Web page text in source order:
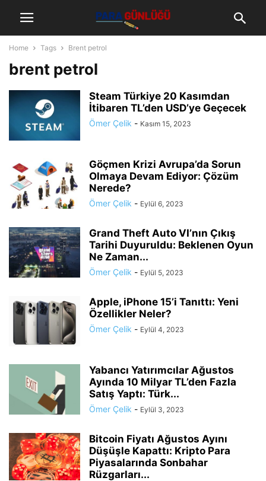
Home Tags Brent petrol
brent petrol
Steam Türkiye 20 Kasımdan
İtibaren TL’den USD’ye Geçecek
Ömer Çelik - Kasım 15, 2023
Göçmen Krizi Avrupa’da Sorun
Olmaya Devam Ediyor: Çözüm
Nerede?
Ömer Çelik - Eylül 6, 2023
Grand Theft Auto VI’nın Çıkış
Tarihi Duyuruldu: Beklenen Oyun
Ne Zaman...
Ömer Çelik - Eylül 5, 2023
Apple, iPhone 15’i Tanıttı: Yeni
Özellikler Neler?
Ömer Çelik - Eylül 4, 2023
Yabancı Yatırımcılar Ağustos
Ayında 10 Milyar TL’den Fazla
Satış Yaptı: Türk...
Ömer Çelik - Eylül 3, 2023
Bitcoin Fiyatı Ağustos Ayını
Düşüşle Kapattı: Kripto Para
Piyasalarında Sonbahar
Rüzgarları...